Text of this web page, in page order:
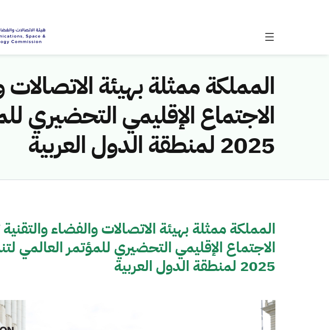
المملكة ممثلة بهيئة
الاجتماع الإقليمي التحضيري
2025 لمنطقة الدول العربية
المملكة ممثلة بهيئة الاتصالات والفضاء
الاجتماع الإقليمي التحضيري للمؤتمر العالمي
2025 لمنطقة الدول العربية